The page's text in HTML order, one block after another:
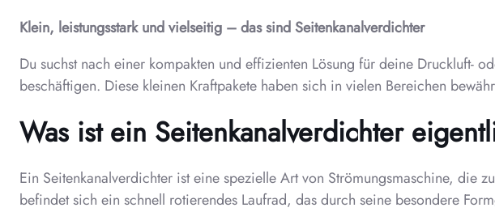
Klein, leistungsstark und vielseitig – das sind Seitenkanalverdichter
Du suchst nach einer kompakten und effizienten Lösung für deine Druckluft-
beschäftigen. Diese kleinen Kraftpakete haben sich in vielen Bereichen
Was ist ein Seitenkanalverdichter
Ein Seitenkanalverdichter ist eine spezielle Art von Strömungsmaschine, die
befindet sich ein schnell rotierendes Laufrad, das durch seine besondere